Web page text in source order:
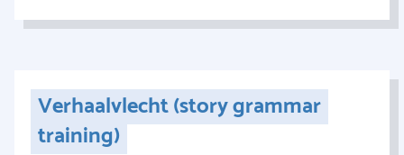
Verhaalvlecht (story grammar
training)